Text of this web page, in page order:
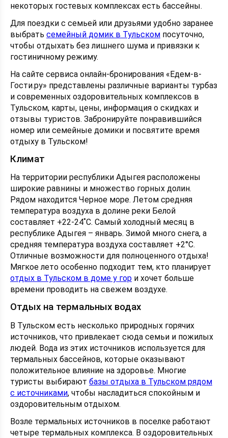
некоторых гостевых комплексах есть бассейны.
Для поездки с семьей или друзьями удобно заранее
выбрать семейный домик в Тульском посуточно,
чтобы отдыхать без лишнего шума и привязки к
гостиничному режиму.
На сайте сервиса онлайн-бронирования «Едем-в-
Гости.ру» представлены различные варианты турбаз
и современных оздоровительных комплексов в
Тульском, карты, цены, информация о скидках и
отзывы туристов. Забронируйте понравившийся
номер или семейные домики и посвятите время
отдыху в Тульском!
Климат
На территории республики Адыгея расположены
широкие равнины и множество горных долин.
Рядом находится Черное море. Летом средняя
температура воздуха в долине реки Белой
составляет +22-24˚С. Самый холодный месяц в
республике Адыгея – январь. Зимой много снега, а
средняя температура воздуха составляет +2°С.
Отличные возможности для полноценного отдыха!
Мягкое лето особенно подходит тем, кто планирует
отдых в Тульском в доме у гор и хочет больше
времени проводить на свежем воздухе.
Отдых на термальных водах
В Тульском есть несколько природных горячих
источников, что привлекает сюда семьи и пожилых
людей. Вода из этих источников используется для
термальных бассейнов, которые оказывают
положительное влияние на здоровье. Многие
туристы выбирают базы отдыха в Тульском рядом
с источниками, чтобы насладиться спокойным и
оздоровительным отдыхом.
Возле термальных источников в поселке работают
четыре термальных комплекса. В оздоровительных